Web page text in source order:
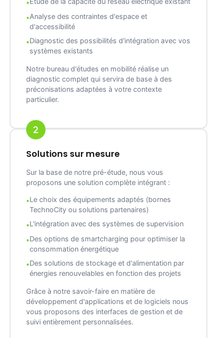
Analyse des contraintes d'espace et
d'accessibilité
Diagnostic des possibilités d'intégration avec vos
systèmes existants
Notre bureau d'études en mobilité réalise un
diagnostic complet qui servira de base à des
préconisations adaptées à votre contexte
particulier.
Solutions sur mesure
Sur la base de notre pré-étude, nous vous
proposons une solution complète intégrant :
Le choix des équipements adaptés (bornes
TechnoCity ou solutions partenaires)
L'intégration avec des systèmes de supervision
Des options de smartcharging pour optimiser la
consommation énergétique
Des solutions de stockage et d'alimentation par
énergies renouvelables en fonction des projets
Grâce à notre savoir-faire en matière de
développement d'applications et de logiciels nous
vous proposons des interfaces de gestion et de
suivi entièrement personnalisées.